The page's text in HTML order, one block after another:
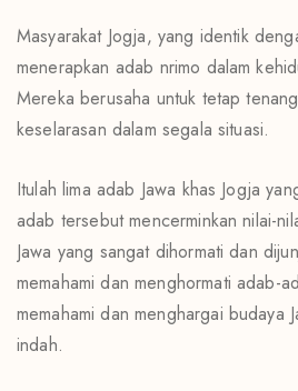
Masyarakat Jogja, yang identik
menerapkan adab nrimo dalam
Mereka berusaha untuk tetap
keselarasan dalam segala situasi.
Itulah lima adab Jawa khas Jogja
adab tersebut mencerminkan nilai-
Jawa yang sangat dihormati dan
memahami dan menghormati adab-
memahami dan menghargai budaya
indah.